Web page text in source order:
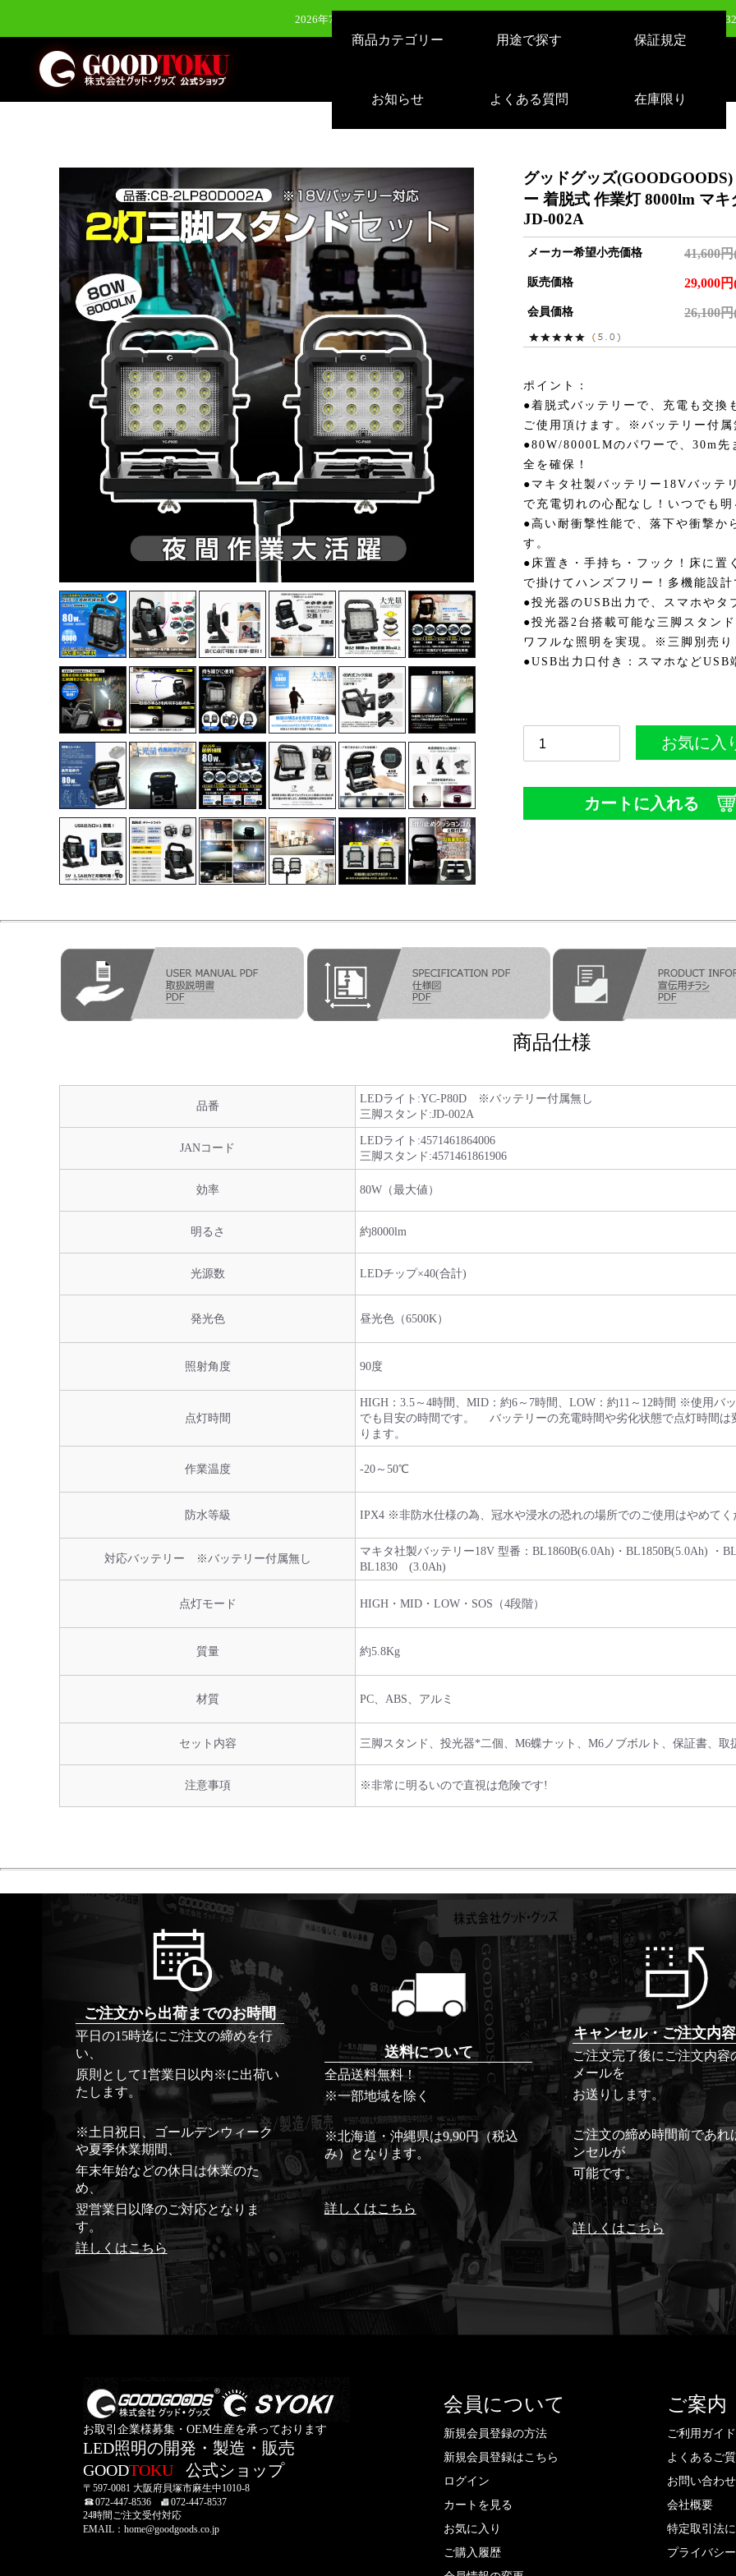
2026年7月28日（火）新発売：320W LEDバルーンライト AirGlowエアグロウ EVO KT-
2026年8月3日（月）新発売：逆富士形 40W形/24W切り替え 4800lm 天井照明 LD-24-
2026年7月28日（火）新発売：500W LEDバルーンライト AirGlowエアグロウ EVO KT-
商品カテゴリー 用途で探す 保証規定
お知らせ よくある質問 在庫限り
グッドグッズ
ー 着脱式 作業灯 8000lm マ
JD-002A
メーカー希望小売価格 41,600
販売価格 29,000
会員価格 26,100
ポイント：
●着脱式バッテリーで、充電も交換
ご使用頂けます。※バッテリー付属
●80W/8000LMのパワーで、30m先
全を確保！
●マキタ社製バッテリー18Vバッテ
で充電切れの心配なし！いつでも
●高い耐衝撃性能で、落下や衝撃か
す。
●床置き・手持ち・フック！床に置
で掛けてハンズフリー！多機能設
●投光器のUSB出力で、スマホやタ
●投光器2台搭載可能な三脚スタン
ワフルな照明を実現。※三脚別売り
●USB出力口付き：スマホなどUSB
お気に入
カートに入れる
商品仕様
品番
LEDライト:YC-P80D ※バッテリー付属無し
三脚スタンド:JD-002A
JANコード
LEDライト:4571461864006
三脚スタンド:4571461861906
効率 80W（最大値）
明るさ 約8000lm
光源数 LEDチップ×40(合計)
発光色 昼光色（6500K）
照射角度 90度
点灯時間
HIGH：3.5～4時間、MID：約6～7時間、LOW：約11～12時間 ※使用
でも目安の時間です。 バッテリーの充電時間や劣化状態で点灯時間
ります。
作業温度 -20～50℃
防水等級 IPX4 ※非防水仕様の為、冠水や浸水の恐れの場所でのご使用はやめてく
対応バッテリー ※バッテリー付属無し
マキタ社製バッテリー18V 型番：BL1860B(6.0Ah)・BL1850B(5.0Ah) ・
BL1830 (3.0Ah)
点灯モード HIGH・MID・LOW・SOS（4段階）
質量 約5.8Kg
材質 PC、ABS、アルミ
セット内容 三脚スタンド、投光器*二個、M6蝶ナット、M6ノブボルト、保証書、取
注意事項 ※非常に明るいので直視は危険です!
ご注文から出荷までのお時間
平日の15時迄にご注文の締めを行
い、
原則として1営業日以内※に出荷い
たします。
※土日祝日、ゴールデンウィーク
や夏季休業期間、
年末年始などの休日は休業のた
め、
翌営業日以降のご対応となりま
す。
詳しくはこちら
送料について
全品送料無料！
※一部地域を除く
※北海道・沖縄県は9,90円（税込
み）となります。
詳しくはこちら
キャンセル・ご注文内
ご注文完了後にご注文内容
メールを
お送りします。
ご注文の締め時間前であれ
ンセルが
可能です。
詳しくはこちら
お取引企業様募集・OEM生産を承っております
LED照明の開発・製造・販売
GOODTOKU 公式ショップ
〒597-0081 大阪府貝塚市麻生中1010-8
072-447-8536
072-447-8537
24時間ご注文受付対応
EMAIL：home@goodgoods.co.jp
会員について
新規会員登録の方法
新規会員登録はこちら
ログイン
カートを見る
お気に入り
ご購入履歴
ご案内
ご利用ガイド
よくあるご
お問い合わせ
会社概要
特定取引法
プライバシ